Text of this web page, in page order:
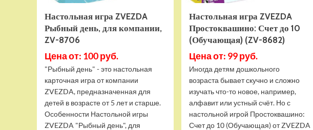
Настольная игра ZVEZDA
Рыбный день, для компании,
ZV-8706
Цена от: 100 руб.
"Рыбный день" - это настольная
карточная игра от компании
ZVEZDA, предназначенная для
детей в возрасте от 5 лет и старше.
Особенности Настольной игры
ZVEZDA "Рыбный день", для
Настольная игра ZVEZDA
Простоквашино: Счет до 10
(Обучающая) (ZV-8682)
Цена от: 99 руб.
Иногда детям дошкольного
возраста бывает скучно и сложно
изучать что-то новое, например,
алфавит или устный счёт. Но с
настольной игрой Простоквашино:
Счет до 10 (Обучающая) от ZVEZDA